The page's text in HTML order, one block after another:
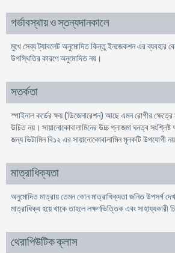
গর্ভাবস্থায় ও স্তন্যদানকালে
মুখে সেব্য ট্যাবলেট অনুমোদিত কিন্তু ইনজেকশন এর ব্যবহার
উপস্থিতির কারণে অনুমোদিত নয়।
সতর্কতা
স্পাইনাল কর্ডের ক্ষয় (ডিজেনারেশন) আছে এমন রোগীর ক্ষেত্রে
উচিত নয়। সায়ানোকোবালামিনের উচ্চ প্লাজমা ঘনত্ব সংশ্লিষ্ট
জন্য ভিটামিন বি১২ এর সায়ানোকোবালামিন মূলকটি উপযোগী
মাত্রাধিক্যতা
অনুমোদিত মাত্রায় তেমন কোন মাত্রাধিক্যতা জনিত উপসর্গ
মাত্রাধিক্য হয়ে থাকে তাহলে লক্ষণভিত্তিক এবং সাহায্যকারী
থেরাপিউটিক ক্লাস